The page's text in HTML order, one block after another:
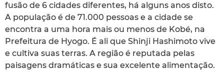
fusão de 6 cidades diferentes, há alguns anos disto.
A população é de 71.000 pessoas e a cidade se
encontra a uma hora mais ou menos de Kobé, na
Prefeitura de Hyogo. É ali que Shinji Hashimoto vive
e cultiva suas terras. A região é reputada pelas
paisagens dramáticas e sua excelente alimentação.